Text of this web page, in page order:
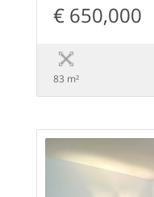
€ 650,000
83 m²